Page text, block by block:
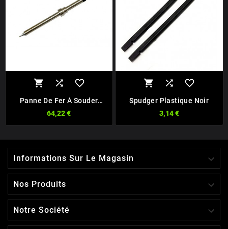
  
Panne De Fer À Souder
2032
64,22 €
  
Spudger Plastique Noir
3,14 €
Informations Sur Le Magasin 
Nos Produits 
Notre Société 